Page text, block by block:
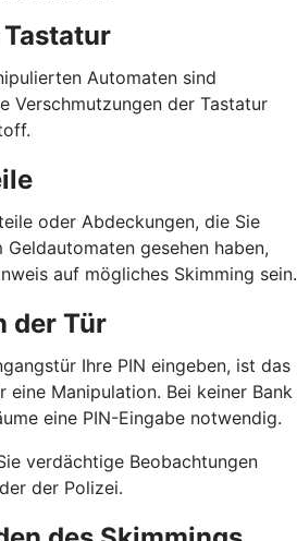
Automaten sind
Verschmutzungen der Tastatur
oder Abdeckungen, die Sie
gesehen haben,
auf mögliches Skimming sein.
der Tür
Ihre PIN eingeben, ist das
eine Manipulation. Bei keiner Bank
eine PIN-Eingabe notwendig.
verdächtige Beobachtungen
der Polizei.